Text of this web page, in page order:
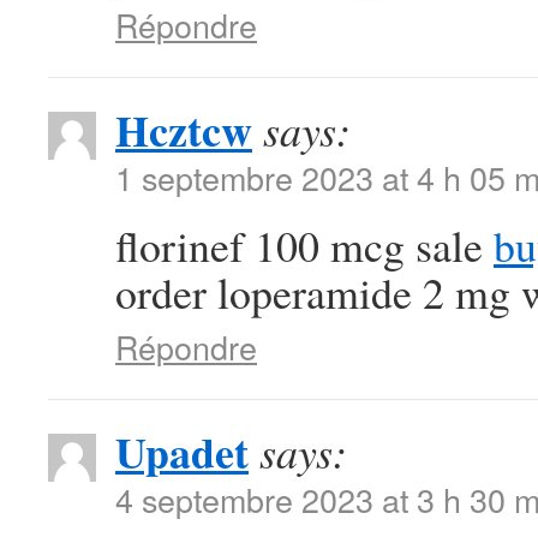
Répondre
Hcztcwsays:
1 septembre 2023 at 4 h 05
florinef 100 mcg sale
order loperamide 2 mg
Répondre
Upadetsays:
4 septembre 2023 at 3 h 30